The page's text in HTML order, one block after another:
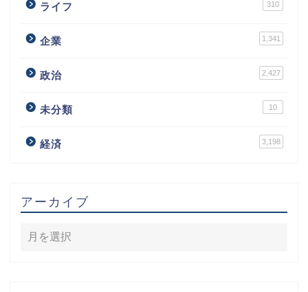
ライフ 310
企業 1,341
政治 2,427
未分類 10
経済 3,198
アーカイブ